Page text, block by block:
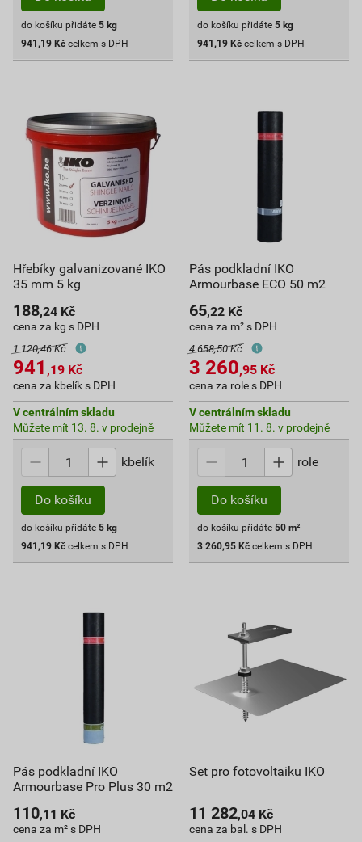
do košíku přidáte 5 kg
941,19 Kč celkem s DPH
do košíku přidáte 5 kg
941,19 Kč celkem s DPH
Hřebíky galvanizované IKO
35 mm 5 kg
188,24 Kč
cena za kg s DPH
1 120,46 Kč
941 ,19 Kč
cena za kbelík s DPH
V centrálním skladu
Můžete mít 13. 8. v prodejně
kbelík
Do košíku
do košíku přidáte 5 kg
941,19 Kč celkem s DPH
Pás podkladní IKO
Armourbase ECO 50 m2
65,22 Kč
cena za m² s DPH
4 658,50 Kč
3 260,95 Kč
cena za role s DPH
V centrálním skladu
Můžete mít 11. 8. v prodejně
role
Do košíku
do košíku přidáte 50 m²
3 260,95 Kč celkem s DPH
Pás podkladní IKO
Armourbase Pro Plus 30 m2
110,11 Kč
cena za m² s DPH
Set pro fotovoltaiku IKO
11 282,04 Kč
cena za bal. s DPH